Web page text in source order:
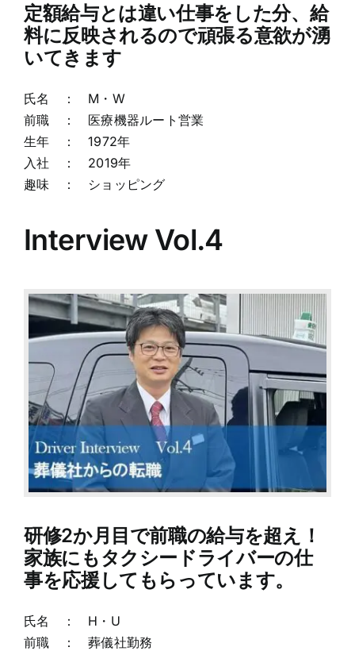
定額給与とは違い仕事をした分、給
料に反映されるので頑張る意欲が湧
いてきます
氏名 ： M・W
前職 ： 医療機器ルート営業
生年 ： 1972年
入社 ： 2019年
趣味 ： ショッピング
Interview Vol.4
研修2か月目で前職の給与を超え！
家族にもタクシードライバーの仕
事を応援してもらっています。
氏名 ： H・U
前職 ： 葬儀社勤務